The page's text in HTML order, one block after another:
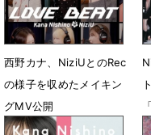
西野カナ、NiziUとのRec
の様子を収めたメイキン
グMV公開
4月21日 21時07分